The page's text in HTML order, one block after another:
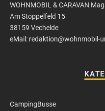
WOHNMOBIL & CARAVAN
Am Stoppelfeld 15
38159 Vechelde
eMail: redaktion@wohnmobil-
CampingBusse